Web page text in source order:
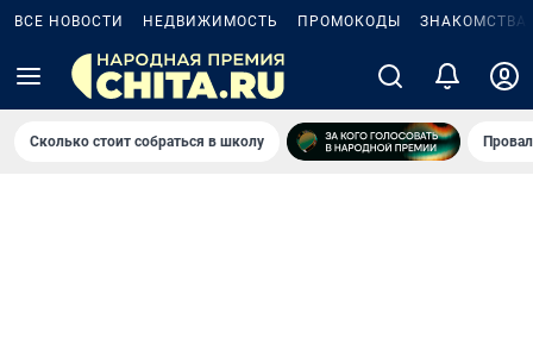
ВСЕ НОВОСТИ НЕДВИЖИМОСТЬ ПРОМОКОДЫ ЗНАКОМСТВА
Сколько стоит собраться в школу